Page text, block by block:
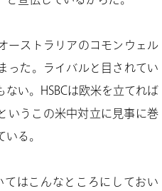
ーストラリアのコモンウェル
った。ライバルと目されてい
い。HSBCは欧米を立てれば
いうこの米中対立に見事に巻
る。
てはこんなところにしておい